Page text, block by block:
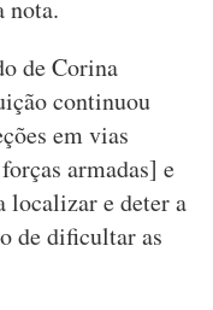
nota.
de Corina
continuou
em vias
armadas] e
localizar e deter a
de dificultar as